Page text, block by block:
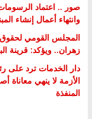
صور .. اعتماد الرسومات
وانتهاء أعمال إنشاء
المجلس القومي لحقوق
زهران.. ويؤكد: قرينة
دار الخدمات ترد على
الأزمة لا ينهي
المنفذة